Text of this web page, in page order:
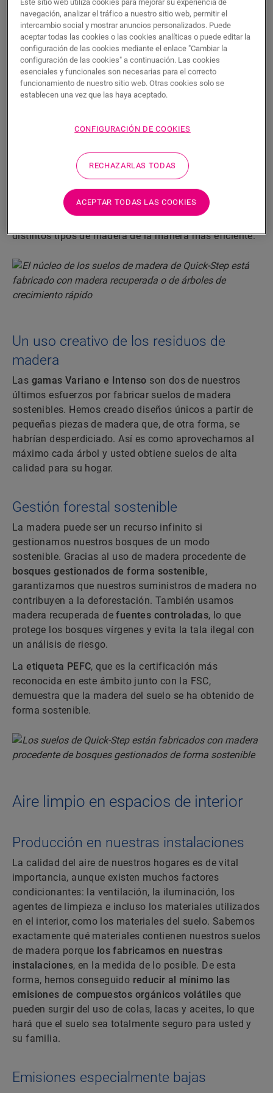
debemos tratarlos con cuidado, en particular a las
especies de crecimiento lentocomo el roble. Por ello,
solo utilizamos estas especies en las capas
superioresde nuestros suelos de madera.
Usamos madera recuperada o de
El núcleo de nuestros suelos de madera está
(abeto, hevea, etc.) o de tableros de fibras de
alta densidad fabricados conmadera recuperada
Esta madera se obtiene, por ejemplo, de aserraderos,
procesos de gestión forestal sostenible y
distintos tipos de madera de la manera más eficiente.
Un uso creativo de los residuos de
madera
Las gamas Variano e Intenso son dos de nuestros
últimos esfuerzos por fabricar suelos de madera
sostenibles. Hemos creado diseños únicos a partir de
pequeñas piezas de madera que, de otra forma, se
habrían desperdiciado. Así es como aprovechamos al
máximo cada árbol y usted obtiene suelos de alta
calidad para su hogar.
Gestión forestal sostenible
La madera puede ser un recurso infinito si
gestionamos nuestros bosques de un modo
sostenible. Gracias al uso de madera procedente de
bosques gestionados de forma sostenible,
garantizamos que nuestros suministros de madera no
contribuyen a la deforestación. También usamos
madera recuperada defuentes controladas, lo que
protege los bosques vírgenes y evita la tala ilegal con
un análisis de riesgo.
Laetiqueta PEFC, que es la certificación más
reconocida en este ámbito junto con la FSC,
demuestra que la madera del suelo se ha obtenido de
forma sostenible.
Aire limpio en espacios de interior
Producción en nuestras instalaciones
La calidad del aire de nuestros hogares es de vital
importancia, aunque existen muchos factores
condicionantes: la ventilación, la iluminación, los
agentes de limpieza e incluso los materiales utilizados
en el interior, como los materiales del suelo. Sabemos
exactamente qué materiales contienen nuestros suelos
de madera porque los fabricamos en nuestras
instalaciones, en la medida de lo posible. De esta
forma, hemos conseguido reducir al mínimo las
emisiones de compuestos orgánicos volátiles que
pueden surgir del uso de colas, lacas y aceites, lo que
hará que el suelo sea totalmente seguro para usted y
su familia.
Emisiones especialmente bajas
Este sitio web utiliza cookies para mejorar su experiencia de
navegación, analizar el tráfico a nuestro sitio web, permitir el
intercambio social y mostrar anuncios personalizados. Puede
aceptar todas las cookies o las cookies analíticas o puede editar la
configuración de las cookies mediante el enlace "Cambiar la
configuración de las cookies" a continuación. Las cookies
esenciales y funcionales son necesarias para el correcto
funcionamiento de nuestro sitio web. Otras cookies solo se
establecen una vez que las haya aceptado.
CONFIGURACIÓN DE COOKIES
RECHAZARLAS TODAS
ACEPTAR TODAS LAS COOKIES